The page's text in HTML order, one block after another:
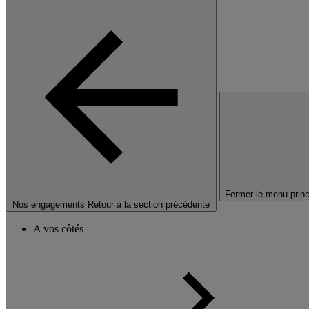
Nos engagements Retour à la section précédente
Fermer le menu
A vos côtés